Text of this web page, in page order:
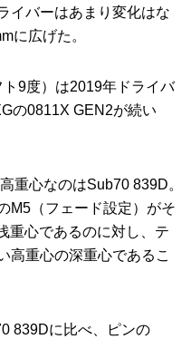
イバーはあまり変化はな
に広げた。
9度）は2019年ドライバ
の0811X GEN2が続い
重心なのはSub70 839D。
M5（フェード設定）がそ
重心であるのに対し、テ
高重心の深重心であるこ
839Dに比べ、ピンの